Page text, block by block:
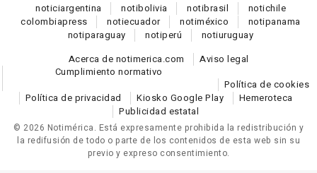
noticiargentina notibolivia notibrasil notichile
colombiapress notiecuador notiméxico notipanama
notiparaguay notiperú notiuruguay
Acerca de notimerica.com
Aviso legal
Cumplimiento normativo
Política de cookies
Política de privacidad
Kiosko Google Play
Hemeroteca
Publicidad estatal
© 2026 Notimérica. Está expresamente prohibida la redistribución y
la redifusión de todo o parte de los contenidos de esta web sin su
previo y expreso consentimiento.